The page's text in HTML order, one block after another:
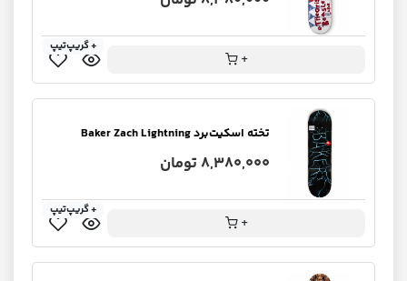
+
+ گریپ‌تیپ
تخته اسکیت‌برد Baker Zach Lightning
8,380,000 تومان
+
+ گریپ‌تیپ